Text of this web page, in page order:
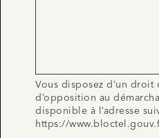
Vous disposez d’un droit
d’opposition au
disponible à l’adresse
https://